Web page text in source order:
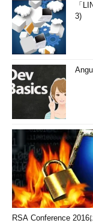
「
3)
RSA Conference 2016